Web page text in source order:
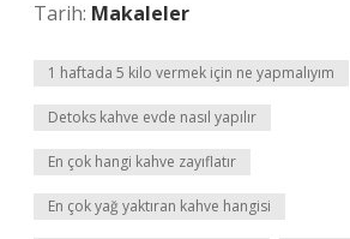
Tarih: Makaleler
1 haftada 5 kilo vermek için ne yapmalıyım
Detoks kahve evde nasıl yapılır
En çok hangi kahve zayıflatır
En çok yağ yaktıran kahve hangisi